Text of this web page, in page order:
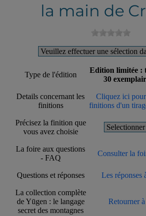
la main de
Type de l'édition
Edition limitée :
30
Details concernant les
finitions
Cliquez ici
finitions d'un
Précisez la finition que
vous avez choisie
La foire aux questions
- FAQ
Consulter la
Questions et réponses Les réponses
La collection complète
de Yūgen : le langage
secret des montagnes
Retourner